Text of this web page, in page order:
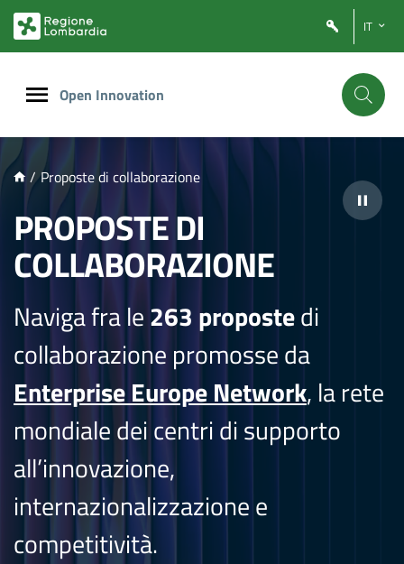
PRINCIPALE
IT
Open Innovation
/ Proposte di collaborazione
PROPOSTE DI
COLLABORAZIONE
Naviga fra le263 propostedi
collaborazione promosse da
Enterprise Europe Network, la rete
mondiale dei centri di supporto
all’innovazione,
internazionalizzazione e
competitività.